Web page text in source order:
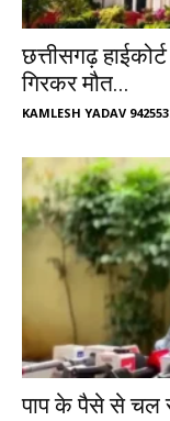
छत्तीसगढ़
गिरकर मौत...
KAMLESH YADAV
पाप के पैसे से चल